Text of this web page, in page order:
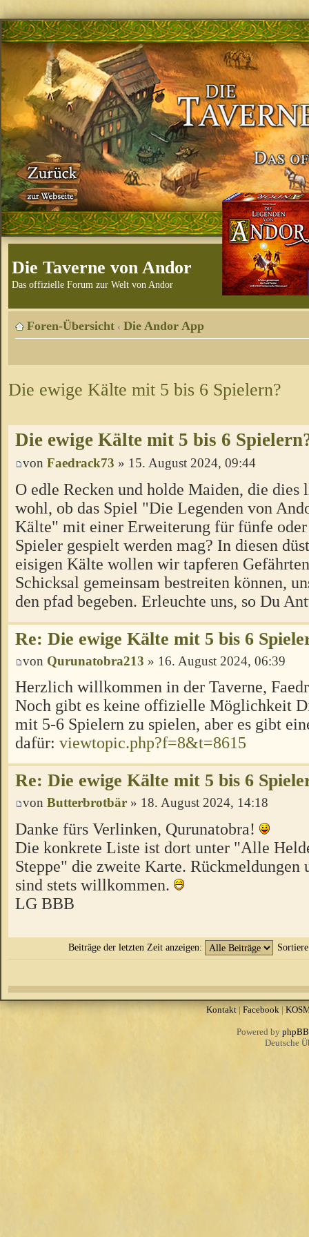
Die Taverne von Andor
Das offizielle Forum zur Welt von Andor
Foren-Übersicht ‹ Die Andor App
Die ewige Kälte mit 5 bis 6 Spielern?
Die ewige Kälte mit 5 bis 6
von Faedrack73 » 15. August 2024, 09:44
O edle Recken und holde Maiden, die dies
wohl, ob das Spiel "Die Legenden von
Kälte" mit einer Erweiterung für fünfe oder
Spieler gespielt werden mag? In diesen
eisigen Kälte wollen wir tapferen
Schicksal gemeinsam bestreiten können,
den pfad begeben. Erleuchte uns, so Du
Re: Die ewige Kälte mit 5 bis 6
von Qurunatobra213 » 16. August 2024, 06:39
Herzlich willkommen in der Taverne,
Noch gibt es keine offizielle Möglichkeit
mit 5-6 Spielern zu spielen, aber es gibt
dafür: viewtopic.php?f=8&t=8615
Re: Die ewige Kälte mit 5 bis 6
von Butterbrotbär » 18. August 2024, 14:18
Danke fürs Verlinken, Qurunatobra!
Die konkrete Liste ist dort unter "Alle
Steppe" die zweite Karte. Rückmeldungen
sind stets willkommen.
LG BBB
Beiträge der letzten Zeit anzeigen:
Kontakt|Facebook|
Powered by phpBB
Deutsche